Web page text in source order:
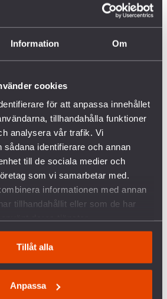
Information Om
cookies
för att anpassa innehållet
tillhandahålla funktioner
analysera vår trafik. Vi
sådana identifierare och annan
till de sociala medier och
som vi samarbetar med.
informationen med annan
tillhandahållit eller som de har
Tillåt alla
Anpassa
USA. Att skyndsamt ansluta
och det
det första statspartmötet för
förbud mot kärnvapen rum i
som observatör på detta
kongress beslutade i
partiet skulle verka för att
konventionen, med målet
sig. Nu är det upp till bevis.
på ett konstruktivt och
svensk urholkad
Svenska freds- och